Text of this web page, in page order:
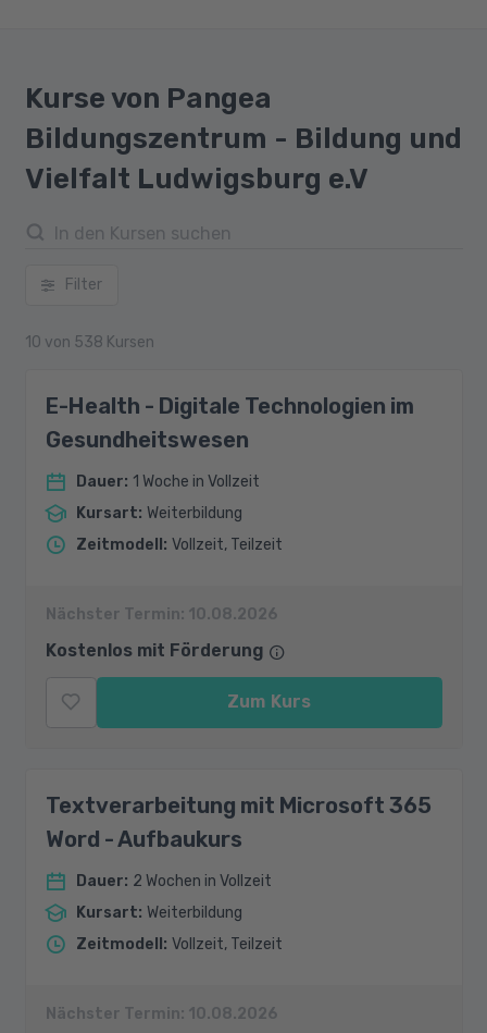
Kurse von Pangea
Bildungszentrum - Bildung und
Vielfalt Ludwigsburg e.V
Filter
10 von 538 Kursen
E-Health - Digitale Technologien im
Gesundheitswesen
Dauer: 1 Woche in Vollzeit
Kursart: Weiterbildung
Zeitmodell : Vollzeit, Teilzeit
Nächster Termin: 10.08.2026
Kostenlos mit Förderung
Zum Kurs
Textverarbeitung mit Microsoft 365
Word - Aufbaukurs
Dauer: 2 Wochen in Vollzeit
Kursart: Weiterbildung
Zeitmodell : Vollzeit, Teilzeit
Nächster Termin: 10.08.2026